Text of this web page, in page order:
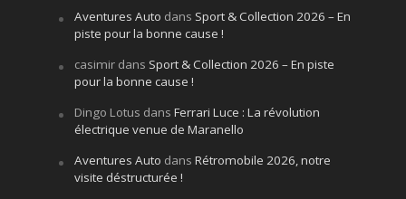
Aventures Auto dans Sport & Collection 2026 – En
piste pour la bonne cause !
casimirdans Sport & Collection 2026 – En piste
pour la bonne cause !
Dingo Lotus dans Ferrari Luce : La révolution
électrique venue de Maranello
Aventures Auto dans Rétromobile 2026, notre
visite déstructurée !